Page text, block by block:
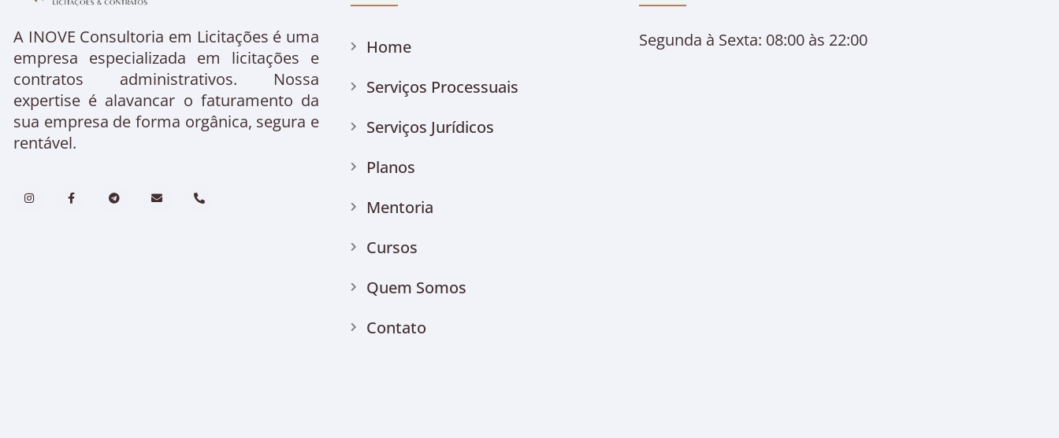
A INOVE Consultoria em Licitações é uma
empresa especializada em licitações e
contratos administrativos. Nossa
expertise é alavancar o faturamento da
sua empresa de forma orgânica, segura e
rentável.
Home
Serviços Processuais
Serviços Jurídicos
Planos
Mentoria
Cursos
Quem Somos
Contato
Segunda à Sexta: 08:00 às 22:00